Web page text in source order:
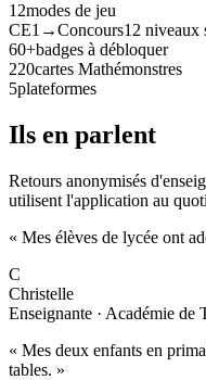
12modes de jeu
CE1→Concours12 niveaux
60+badges à débloquer
220cartes Mathémonstres
5plateformes
Ils en parlent
Retours anonymisés
utilisent l'application au
« Mes élèves de lycée ont
C
Christelle
Enseignante · Académie de
« Mes deux enfants en
tables. »